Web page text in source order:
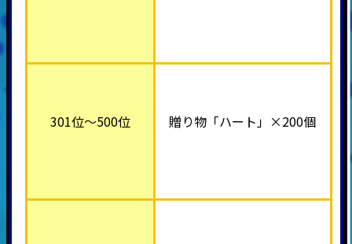
301位～500位 贈り物「ハート」×200個